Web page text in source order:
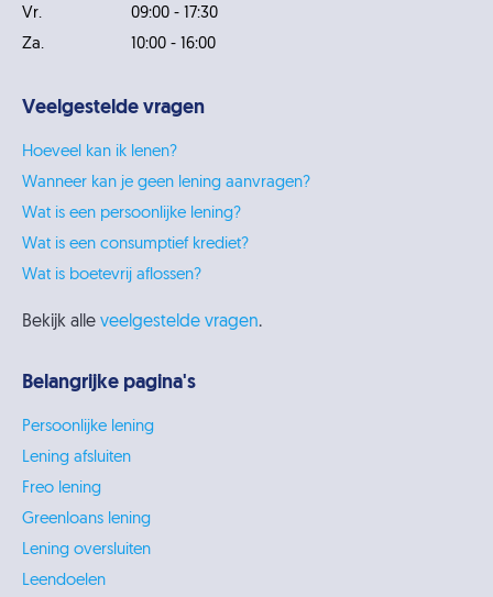
Vr.
09:00 - 17:30
Za.
10:00 - 16:00
Veelgestelde vragen
Hoeveel kan ik lenen?
Wanneer kan je geen lening aanvragen?
Wat is een persoonlijke lening?
Wat is een consumptief krediet?
Wat is boetevrij aflossen?
Bekijk alle veelgestelde vragen.
Belangrijke pagina's
Persoonlijke lening
Lening afsluiten
Freo lening
Greenloans lening
Lening oversluiten
Leendoelen